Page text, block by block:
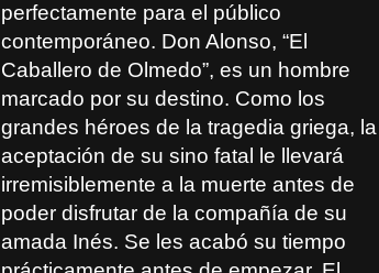
perfectamente para el público
contemporáneo. Don Alonso, “El
Caballero de Olmedo”, es un hombre
marcado por su destino. Como los
grandes héroes de la tragedia griega, la
aceptación de su sino fatal le llevará
irremisiblemente a la muerte antes de
poder disfrutar de la compañía de su
amada Inés. Se les acabó su tiempo